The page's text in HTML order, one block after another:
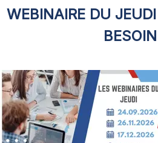
WEBINAIRE DU